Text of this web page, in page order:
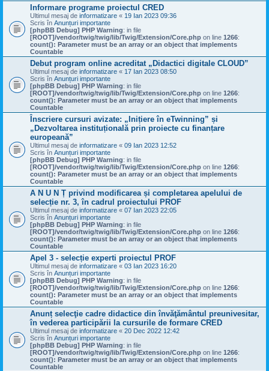
Informare programe proiectul CRED
Ultimul mesaj de informatizare « 19 Ian 2023 09:36
Scris în Anunțuri importante
[phpBB Debug] PHP Warning: in file
[ROOT]/vendor/twig/twig/lib/Twig/Extension/Core.php on line 1266:
count(): Parameter must be an array or an object that implements
Countable
Debut program online acreditat „Didactici digitale CLOUD”
Ultimul mesaj de informatizare « 17 Ian 2023 08:50
Scris în Anunțuri importante
[phpBB Debug] PHP Warning: in file
[ROOT]/vendor/twig/twig/lib/Twig/Extension/Core.php on line 1266:
count(): Parameter must be an array or an object that implements
Countable
Înscriere cursuri avizate: „Inițiere în eTwinning” și
„Dezvoltarea instituțională prin proiecte cu finanțare
europeană”
Ultimul mesaj de informatizare « 09 Ian 2023 12:52
Scris în Anunțuri importante
[phpBB Debug] PHP Warning: in file
[ROOT]/vendor/twig/twig/lib/Twig/Extension/Core.php on line 1266:
count(): Parameter must be an array or an object that implements
Countable
A N U N Ț privind modificarea și completarea apelului de
selecție nr. 3, în cadrul proiectului PROF
Ultimul mesaj de informatizare « 07 Ian 2023 22:05
Scris în Anunțuri importante
[phpBB Debug] PHP Warning: in file
[ROOT]/vendor/twig/twig/lib/Twig/Extension/Core.php on line 1266:
count(): Parameter must be an array or an object that implements
Countable
Apel 3 - selecție experti proiectul PROF
Ultimul mesaj de informatizare « 03 Ian 2023 16:20
Scris în Anunțuri importante
[phpBB Debug] PHP Warning: in file
[ROOT]/vendor/twig/twig/lib/Twig/Extension/Core.php on line 1266:
count(): Parameter must be an array or an object that implements
Countable
Anunț selecţie cadre didactice din învăţământul preunivesitar,
în vederea participării la cursurile de formare CRED
Ultimul mesaj de informatizare « 20 Dec 2022 12:42
Scris în Anunțuri importante
[phpBB Debug] PHP Warning: in file
[ROOT]/vendor/twig/twig/lib/Twig/Extension/Core.php on line 1266:
count(): Parameter must be an array or an object that implements
Countable